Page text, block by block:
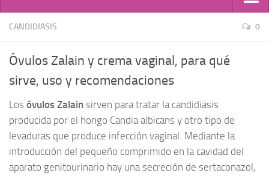
Por Tipo
Candidiasis
Anticonceptivos
Vaginales
Probióticos
Óvulos de Progesterona
Donación de óvulos
CANDIDIASIS 0
Óvulos Zalain y crema vaginal, para qué
sirve, uso y recomendaciones
Los óvulos Zalain sirven para tratar la candidiasis
producida por el hongo Candia albicans y otro tipo de
levaduras que produce infección vaginal. Mediante la
introducción del pequeño comprimido en la cavidad del
aparato genitourinario hay una secreción de sertaconazol,